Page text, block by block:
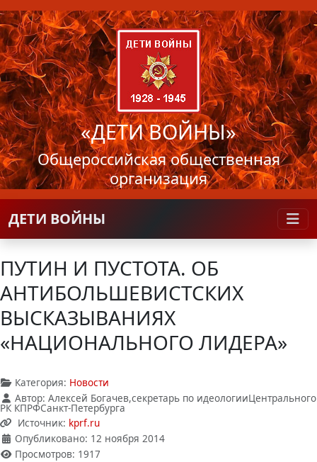
«ДЕТИ ВОЙНЫ»
Общероссийская общественная
организация
ДЕТИ ВОЙНЫ
ПУТИН И ПУСТОТА. ОБ
АНТИБОЛЬШЕВИСТСКИХ
ВЫСКАЗЫВАНИЯХ
«НАЦИОНАЛЬНОГО ЛИДЕРА»
Категория: Новости
Автор: Алексей Богачев,секретарь по идеологииЦентрального
РК КПРФСанкт-Петербурга
Источник: kprf.ru
Опубликовано: 12 ноября 2014
Просмотров: 1917